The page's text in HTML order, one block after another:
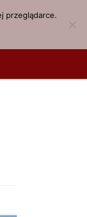
przeglądarce.